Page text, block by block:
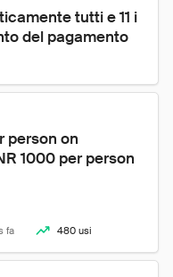
tutti e 11 i
del pagamento
person on
1000 per person
fa
480 usi